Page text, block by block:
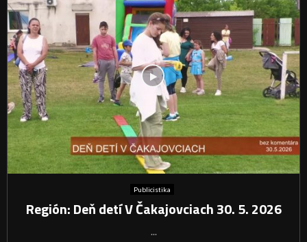
Publicistika
Región: Deň detí V Čakajovciach 30. 5. 2026
...